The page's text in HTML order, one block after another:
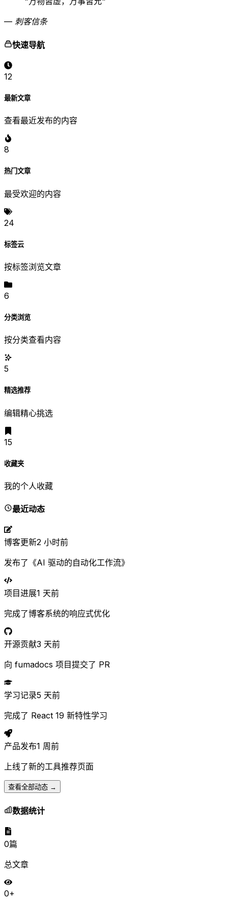
— 刺客信条
快速导航
12
最新文章
查看最近发布的内容
8
热门文章
最受欢迎的内容
24
标签云
按标签浏览文章
6
分类浏览
按分类查看内容
5
精选推荐
编辑精心挑选
15
收藏夹
我的个人收藏
最近动态
博客更新2 小时前
发布了《AI 驱动的自动化工作流》
项目进展1 天前
完成了博客系统的响应式优化
开源贡献3 天前
向 fumadocs 项目提交了 PR
学习记录5 天前
完成了 React 19 新特性学习
产品发布1 周前
上线了新的工具推荐页面
查看全部动态 →
数据统计
0篇
总文章
0+